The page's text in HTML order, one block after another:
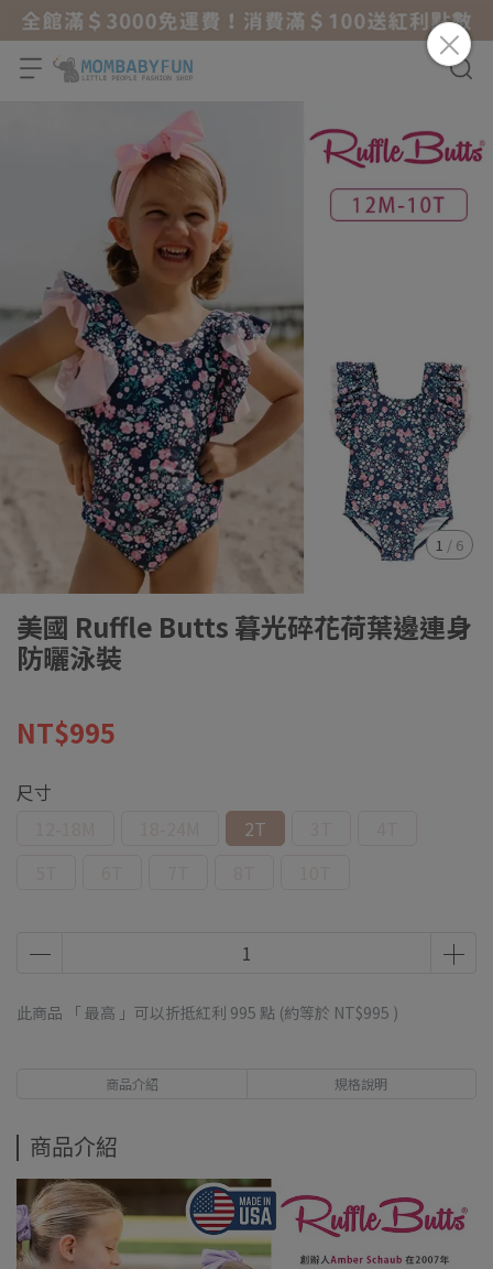
1 / 6
美國 Ruffle Butts 暮光碎花荷葉邊連身
防曬泳裝
NT$995
尺寸
2T
此商品 「 最高 」可以折抵紅利 995 點 (約等於 NT$995 )
商品介紹 規格說明
商品介紹